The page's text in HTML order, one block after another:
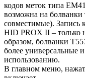
кодов меток типа
возможна на
совместимые). Запись
HID PROX II – только
образом, болванки
более универсальные
использованию.
В главном меню,